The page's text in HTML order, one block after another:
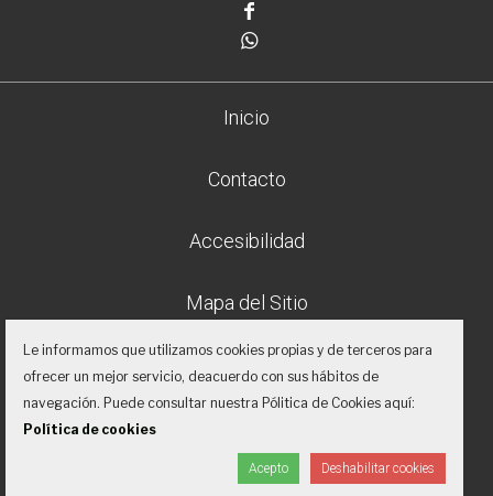
Inicio
Contacto
Accesibilidad
Mapa del Sitio
Aviso legal
Política de privacidad
Proyecto desarrollado por
Le informamos que utilizamos cookies propias y de terceros para
ofrecer un mejor servicio, deacuerdo con sus hábitos de
navegación. Puede consultar nuestra Pólitica de Cookies aquí:
Política de cookies
Acepto Deshabilitar cookies